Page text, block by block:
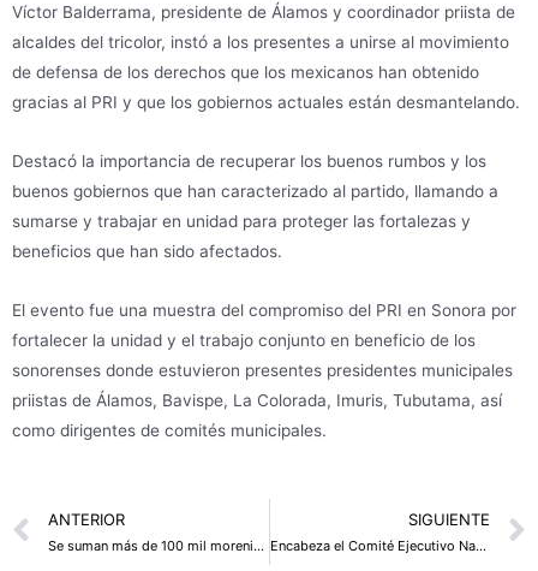
Víctor Balderrama, presidente de Álamos y coordinador priista de
alcaldes del tricolor, instó a los presentes a unirse al movimiento
de defensa de los derechos que los mexicanos han obtenido
gracias al PRI y que los gobiernos actuales están desmantelando.
Destacó la importancia de recuperar los buenos rumbos y los
buenos gobiernos que han caracterizado al partido, llamando a
sumarse y trabajar en unidad para proteger las fortalezas y
beneficios que han sido afectados.
El evento fue una muestra del compromiso del PRI en Sonora por
fortalecer la unidad y el trabajo conjunto en beneficio de los
sonorenses donde estuvieron presentes presidentes municipales
priistas de Álamos, Bavispe, La Colorada, Imuris, Tubutama, así
como dirigentes de comités municipales.
Prev
ANTERIOR
Se suman más de 100 mil morenistas a la campaña de Alejandra Del Moral.
SIGUIENTE
Encabeza el Comité Ejecutivo Nacional del PRI reunión con liderazgos.